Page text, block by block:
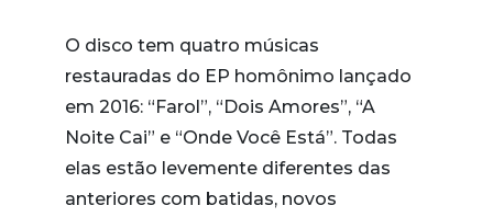
O disco tem quatro músicas
restauradas do EP homônimo lançado
em 2016: “Farol”, “Dois Amores”, “A
Noite Cai” e “Onde Você Está”. Todas
elas estão levemente diferentes das
anteriores com batidas, novos